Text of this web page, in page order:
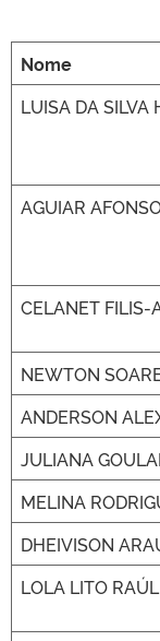
Nome
LUISA DA SILVA
AGUIAR
CELANET FILIS-
NEWTON
ANDERSON
JULIANA
MELINA
DHEIVISON
LOLA LITO RAÚL